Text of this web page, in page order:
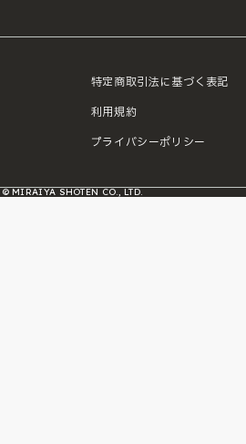
特定商取引法に基づく表記
利用規約
プライバシーポリシー
© MIRAIYA SHOTEN CO., LTD.